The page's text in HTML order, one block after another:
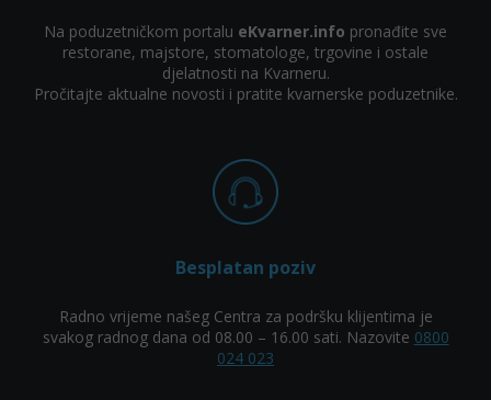
Na poduzetničkom portalu eKvarner.info pronađite sve
restorane, majstore, stomatologe, trgovine i ostale
djelatnosti na Kvarneru.
Pročitajte aktualne novosti i pratite kvarnerske poduzetnike.
Besplatan poziv
Radno vrijeme našeg Centra za podršku klijentima je
svakog radnog dana od 08.00 – 16.00 sati. Nazovite 0800
024 023